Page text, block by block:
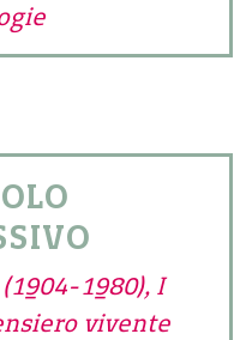
1980), I
vivente